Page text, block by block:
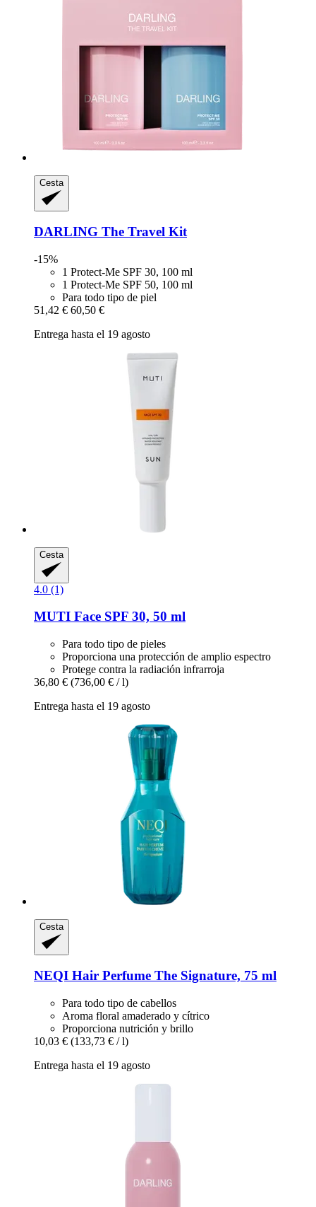
Cesta
DARLING The Travel Kit
-15%
1 Protect-Me SPF 30, 100 ml
1 Protect-Me SPF 50, 100 ml
Para todo tipo de piel
51,42 € 60,50 €
Entrega hasta el 19 agosto
Cesta
4.0 (1)
MUTI Face SPF 30, 50 ml
Para todo tipo de pieles
Proporciona una protección de amplio espectro
Protege contra la radiación infrarroja
36,80 € (736,00 € / l)
Entrega hasta el 19 agosto
Cesta
NEQI Hair Perfume The Signature, 75 ml
Para todo tipo de cabellos
Aroma floral amaderado y cítrico
Proporciona nutrición y brillo
10,03 € (133,73 € / l)
Entrega hasta el 19 agosto